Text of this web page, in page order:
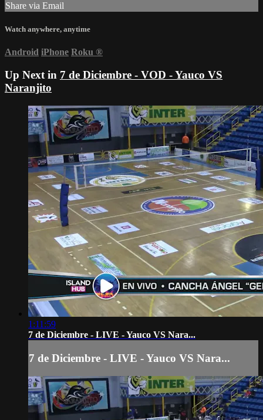
Share via Email
Watch anywhere, anytime
Android iPhone Roku ®
Up Next in 7 de Diciembre - VOD - Yauco VS
Naranjito
1:11:59
7 de Diciembre - LIVE - Yauco VS Nara...
7 de Diciembre - LIVE - Yauco VS Nara...